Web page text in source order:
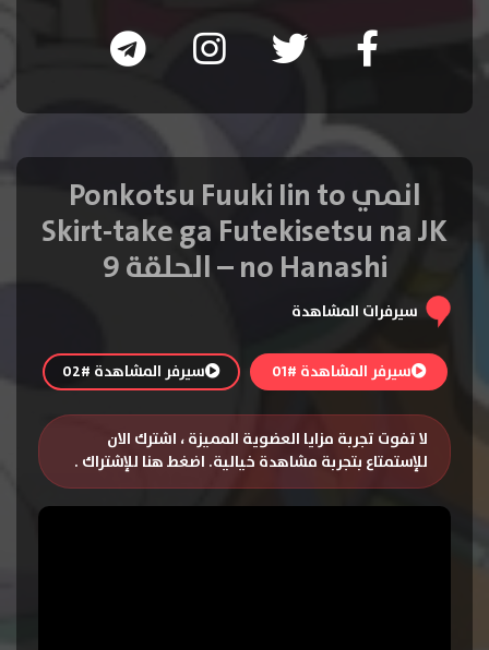
انمي Ponkotsu Fuuki Iin to
Skirt-take ga Futekisetsu na JK
no Hanashi – الحلقة 9
سيرفرات المشاهدة
سيرفر المشاهدة #01 سيرفر المشاهدة #02
لا تفوت تجربة مزايا العضوية المميزة ، اشترك الان
للإستمتاع بتجربة مشاهدة خيالية. اضغط هنا للإشتراك .